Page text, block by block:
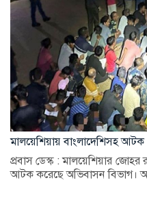
মালয়েশিয়ায় বাংলাদেশিসহ
প্রবাস ডেস্ক : মালয়েশিয়ার
আটক করেছে অভিবাসন বিভাগ।